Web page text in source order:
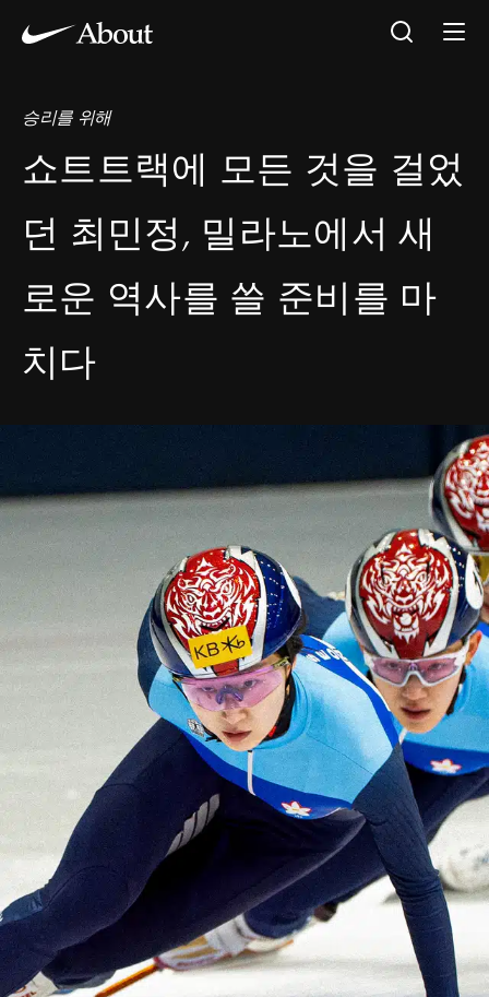
승리를 위해
쇼트트랙에 모든 것을 걸었
던 최민정, 밀라노에서 새
로운 역사를 쓸 준비를 마
치다